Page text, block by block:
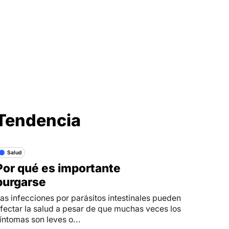
Salud
qué es importante
infecciones por parásitos intestinales pueden
la salud a pesar de que muchas veces los
son leves o...